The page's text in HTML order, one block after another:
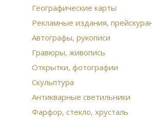
Географические карты
Рекламные издания,
Автографы, рукописи
Гравюры, живопись
Открытки, фотографии
Скульптура
Антикварные светильники
Фарфор, стекло, хрусталь